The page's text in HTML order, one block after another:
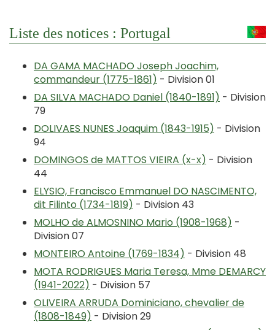
Liste des notices : Portugal
DA GAMA MACHADO Joseph Joachim,
commandeur (1775-1861) - Division 01
DA SILVA MACHADO Daniel (1840-1891) - Division
79
DOLIVAES NUNES Joaquim (1843-1915) - Division
94
DOMINGOS de MATTOS VIEIRA (x-x) - Division
44
ELYSIO, Francisco Emmanuel DO NASCIMENTO,
dit Filinto (1734-1819) - Division 43
MOLHO de ALMOSNINO Mario (1908-1968) -
Division 07
MONTEIRO Antoine (1769-1834) - Division 48
MOTA RODRIGUES Maria Teresa, Mme DEMARCY
(1941-2022) - Division 57
OLIVEIRA ARRUDA Dominiciano, chevalier de
(1808-1849) - Division 29